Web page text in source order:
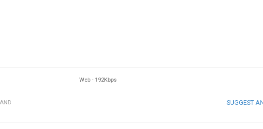
Web - 192Kbps
SUGGEST